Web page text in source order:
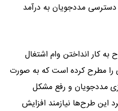
دسترسی مددجویان به درآمد
به کار انداختن وام اشتغال
را مطرح کرده است که به صورت
مددجویان و رفع مشکل
این طرح‌ها نیازمند افزایش